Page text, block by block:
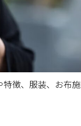
特徴、服装、お布施